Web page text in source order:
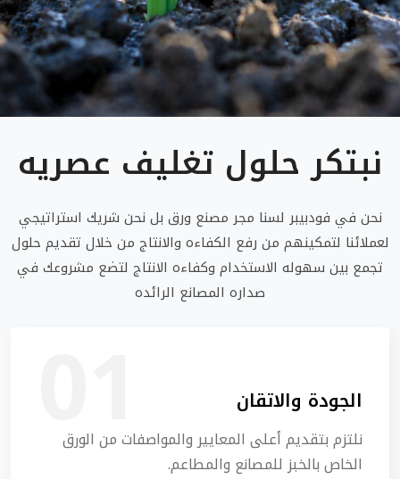
نبتكر حلول تغليف عصريه
نحن في فودبيبر لسنا مجر مصنع ورق بل نحن شريك استراتيجي
لعملائنا لتمكينهم من رفع الكفاءه والانتاج من خلال تقديم حلول
تجمع بين سهوله الاستخدام وكفاءه الانتاج لتضع مشروعك في
صداره المصانع الرائده
الجودة والاتقان
نلتزم بتقديم أعلى المعايير والمواصفات من الورق
الخاص بالخبز للمصانع والمطاعم.